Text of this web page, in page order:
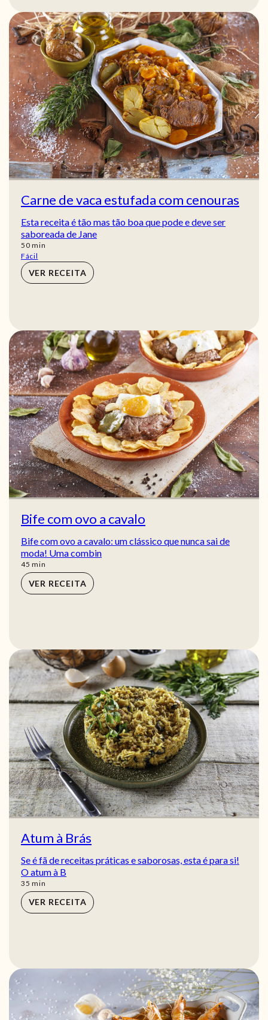
Carne de vaca estufada com cenouras
Esta receita é tão mas tão boa que pode e deve ser
saboreada de Jane
50min
min
Fácil
VER RECEITA
Bife com ovo a cavalo
Bife com ovo a cavalo: um clássico que nunca sai de
moda! Uma combin
45 min
min
VER RECEITA
Atum à Brás
Se é fã de receitas práticas e saborosas, esta é para si!
O atum à B
35 min
min
VER RECEITA